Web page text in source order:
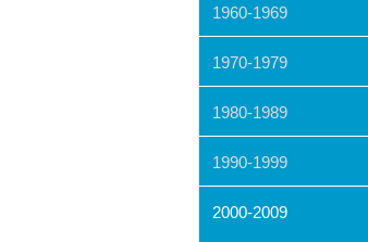
1960-1969
1970-1979
1980-1989
1990-1999
2000-2009